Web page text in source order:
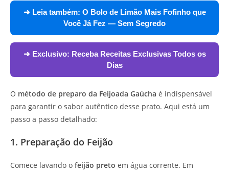
➜ Leia também: O Bolo de Limão Mais Fofinho que
Você Já Fez — Sem Segredo
➜ Exclusivo: Receba Receitas Exclusivas Todos os
Dias
O método de preparo da Feijoada Gaúcha é indispensável
para garantir o sabor autêntico desse prato. Aqui está um
passo a passo detalhado:
1. Preparação do Feijão
Comece lavando o feijão preto em água corrente. Em